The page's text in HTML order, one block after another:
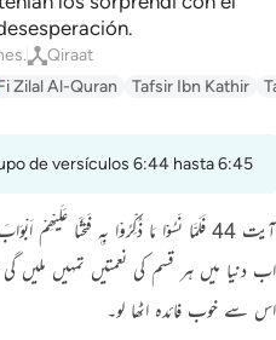
Qiraat
Zilal Al-Quran Tafsir Ibn Kathir
de versículos 6:44 hasta 6:45
آیت 44 فَلَمَّا نَسُوْا مَا ذُکِّرُوْا بِہٖ فَتَحْنَا
اب دنیا میں ہر قسم کی نعمتیں تمہیں ملیں
اس سے خوب فائدہ اٹھا لو۔